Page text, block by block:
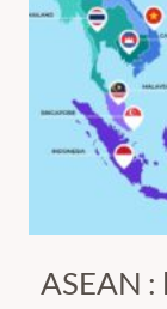
ASEAN :